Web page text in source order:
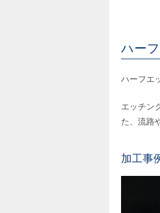
ハー
ハーフエ
エッチン
た、流路
加工事